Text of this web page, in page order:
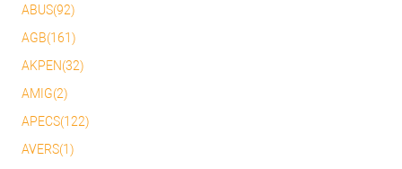
ABUS(92)
AGB(161)
AKPEN(32)
AMIG(2)
APECS(122)
AVERS(1)